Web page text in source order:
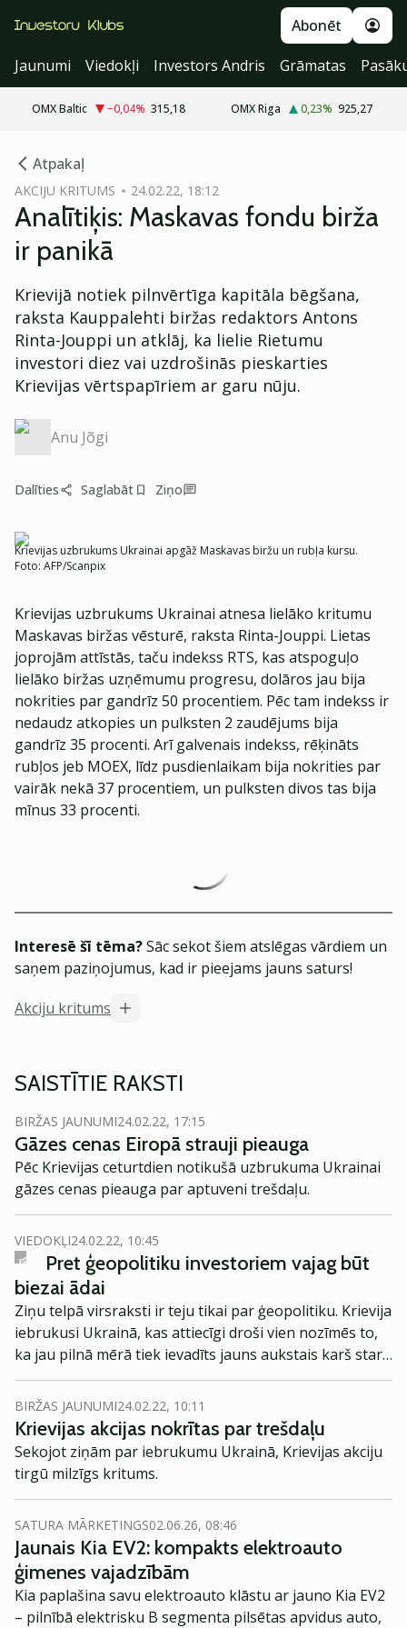
Abonēt
Jaunumi
Viedokļi Investors Andris Grāmatas
OMX Baltic −0,04% 315,18 OMX Riga 0,23% 925,27
Atpakaļ
AKCIJU KRITUMS 24.02.22, 18:12
Analītiķis: Maskavas fondu birža
ir panikā
Krievijā notiek pilnvērtīga kapitāla bēgšana,
raksta Kauppalehti biržas redaktors Antons
Rinta-Jouppi un atklāj, ka lielie Rietumu
investori diez vai uzdrošinās pieskarties
Krievijas vērtspapīriem ar garu nūju.
Anu Jõgi
Dalīties Saglabāt Ziņo
Krievijas uzbrukums Ukrainai apgāž Maskavas biržu un rubļa kursu.
Foto: AFP/Scanpix
Krievijas uzbrukums Ukrainai atnesa lielāko kritumu
Maskavas biržas vēsturē, raksta Rinta-Jouppi. Lietas
joprojām attīstās, taču indekss RTS, kas atspoguļo
lielāko biržas uzņēmumu progresu, dolāros jau bija
nokrities par gandrīz 50 procentiem. Pēc tam indekss ir
nedaudz atkopies un pulksten 2 zaudējums bija
gandrīz 35 procenti. Arī galvenais indekss, rēķināts
rubļos jeb MOEX, līdz pusdienlaikam bija nokrities par
vairāk nekā 37 procentiem, un pulksten divos tas bija
mīnus 33 procenti.
Interesē šī tēma?Sāc sekot šiem atslēgas vārdiem un
saņem paziņojumus, kad ir pieejams jauns saturs!
Akciju kritums
SAISTĪTIE RAKSTI
BIRŽAS JAUNUMI24.02.22, 17:15
Gāzes cenas Eiropā strauji pieauga
Pēc Krievijas ceturtdien notikušā uzbrukuma Ukrainai
gāzes cenas pieauga par aptuveni trešdaļu.
VIEDOKĻI24.02.22, 10:45
Pret ģeopolitiku investoriem vajag būt
biezai ādai
Ziņu telpā virsraksti ir teju tikai par ģeopolitiku. Krievija
iebrukusi Ukrainā, kas attiecīgi droši vien nozīmēs to,
ka jau pilnā mērā tiek ievadīts jauns aukstais karš starp
Krieviju (un varbūt arī Ķīnu) un Rietumiem.
BIRŽAS JAUNUMI24.02.22, 10:11
Krievijas akcijas nokrītas par trešdaļu
Sekojot ziņām par iebrukumu Ukrainā, Krievijas akciju
tirgū milzīgs kritums.
SATURA MĀRKETINGS02.06.26, 08:46
Jaunais Kia EV2: kompakts elektroauto
ģimenes vajadzībām
Kia paplašina savu elektroauto klāstu ar jauno Kia EV2
– pilnībā elektrisku B segmenta pilsētas apvidus auto,